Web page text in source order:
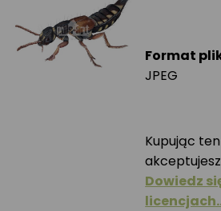
Format
JPEG
Kupując
Dowiedz